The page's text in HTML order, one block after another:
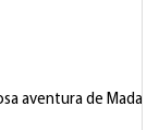
aventura de